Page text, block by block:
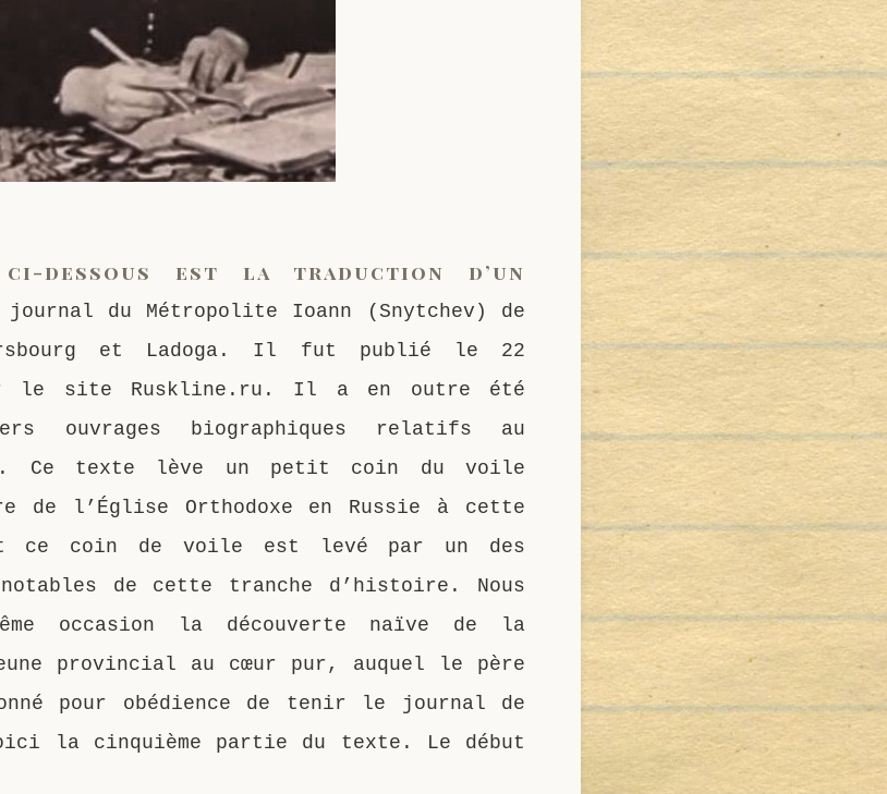
dessous est la traduction d’un
du Métropolite Ioann (Snytchev) de
et Ladoga. Il fut publié le 22
le site Ruskline.ru. Il a en outre été
ouvrages biographiques relatifs au
Ce texte lève un petit coin du voile
de l’Église Orthodoxe en Russie à cette
ce coin de voile est levé par un des
de cette tranche d’histoire. Nous
occasion la découverte naïve de la
provincial au cœur pur, auquel le père
pour obédience de tenir le journal de
la cinquième partie du texte. Le début